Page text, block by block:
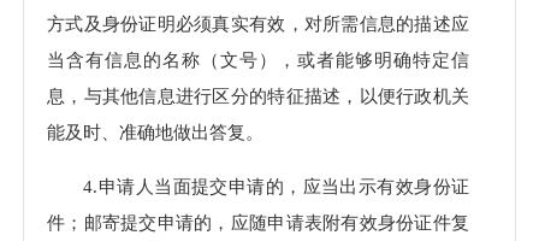
方式及身份证明必须真实有效，对所需信息的描述应
当含有信息的名称（文号），或者能够明确特定信
息，与其他信息进行区分的特征描述，以便行政机关
能及时、准确地做出答复。
4.申请人当面提交申请的，应当出示有效身份证
件；邮寄提交申请的，应随申请表附有效身份证件复